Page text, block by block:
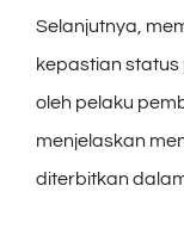
Selanjutnya,
kepastian
oleh pelaku
menjelaskan
diterbitkan